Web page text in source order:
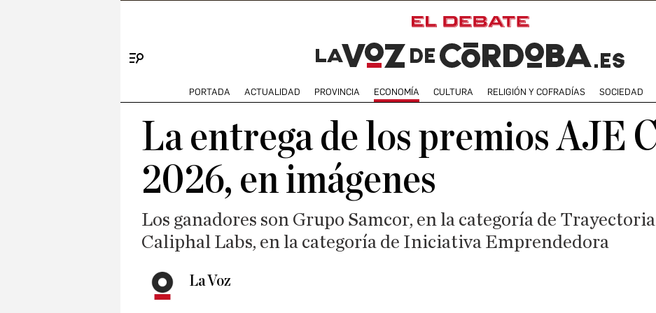
PORTADA ACTUALIDAD PROVINCIA ECONOMÍA CULTURA RELIGIÓN Y COFRADÍAS SOCIEDAD
La entrega de los premios AJE
2026, en imágenes
Los ganadores son Grupo Samcor, en la categoría de
Caliphal Labs, en la categoría de Iniciativa Emprendedora
La Voz